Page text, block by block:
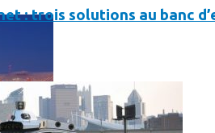
: trois solutions au banc